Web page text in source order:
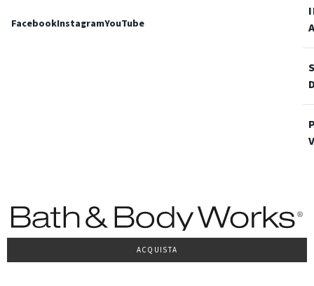
ACQUISTA
FacebookInstagramYouTube
Condizioni Generali di venditaPrivacy PolicyCookie PolicyAccessibilità